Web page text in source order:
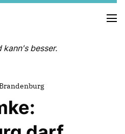
kann's besser.